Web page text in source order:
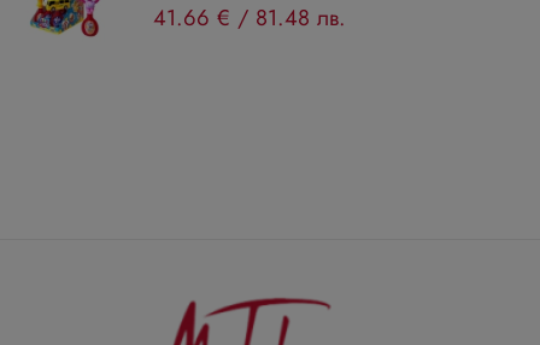
41.66 € / 81.48 лв.